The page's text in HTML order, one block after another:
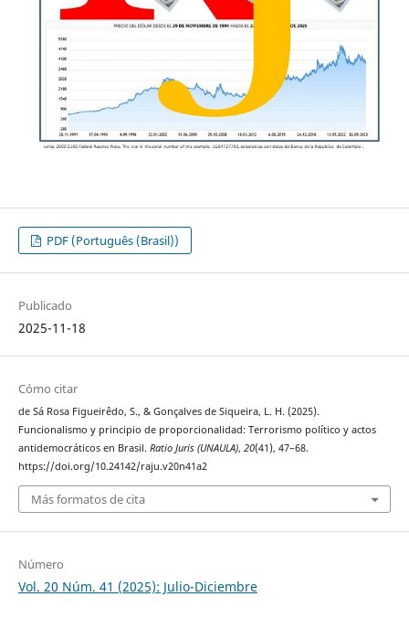
PDF (Português (Brasil))
Publicado
2025-11-18
Cómo citar
de Sá Rosa Figueirêdo, S., & Gonçalves de Siqueira, L. H. (2025).
Funcionalismo y principio de proporcionalidad: Terrorismo político y actos
antidemocráticos en Brasil. Ratio Juris (UNAULA), 20(41), 47–68.
https://doi.org/10.24142/raju.v20n41a2
Más formatos de cita
Número
Vol. 20 Núm. 41 (2025): Julio-Diciembre